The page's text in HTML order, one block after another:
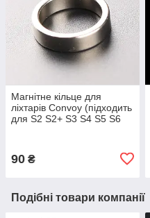
Магнітне кільце для
ліхтарів Convoy (підходить
для S2 S2+ S3 S4 S5 S6
90 ₴
Подібні товари компанії